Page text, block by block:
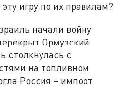
игру по их правилам?
начали войну
Ормузский
столкнулась с
на топливном
Россия – импорт